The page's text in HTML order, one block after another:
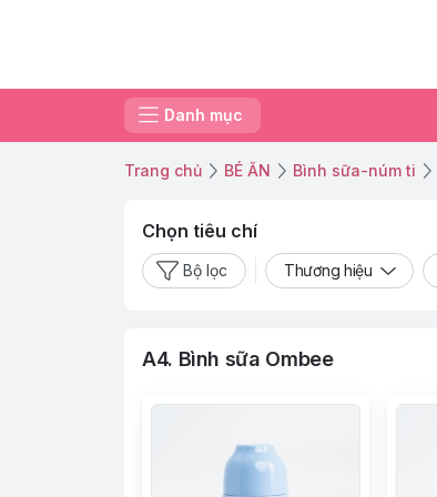
Danh mục
Trang chủ BÉ ĂN Bình sữa-núm ti
Chọn tiêu chí
Bộ lọc Thương hiệu
A4. Bình sữa Ombee